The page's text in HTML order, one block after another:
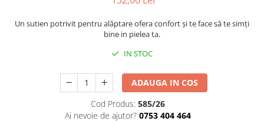
Reductoare antiderapante
Seturi cadite 92 cm
Seturi cadite anatomice
Un sutien potrivit pentru alăptare ofera confort și te face să te simți
bine in pielea ta.
IN STOC
ADAUGA IN COS
Cod Produs: 585/26
Ai nevoie de ajutor? 0753 404 464